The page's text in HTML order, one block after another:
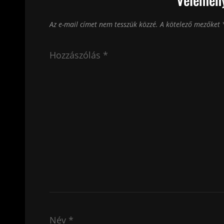
Az e-mail címet nem tesszük közzé. A kötelező mezőket
Hozzászólás *
Név *